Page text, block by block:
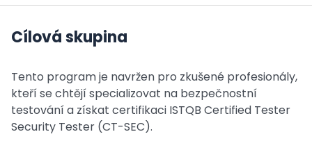
Cílová skupina
Tento program je navržen pro zkušené profesionály,
kteří se chtějí specializovat na bezpečnostní
testování a získat certifikaci ISTQB Certified Tester
Security Tester (CT-SEC).